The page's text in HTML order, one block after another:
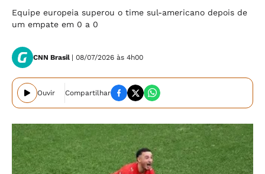
Equipe europeia superou o time sul-americano depois de
um empate em 0 a 0
CNN Brasil | 08/07/2026 às 4h00
Ouvir Compartilhar